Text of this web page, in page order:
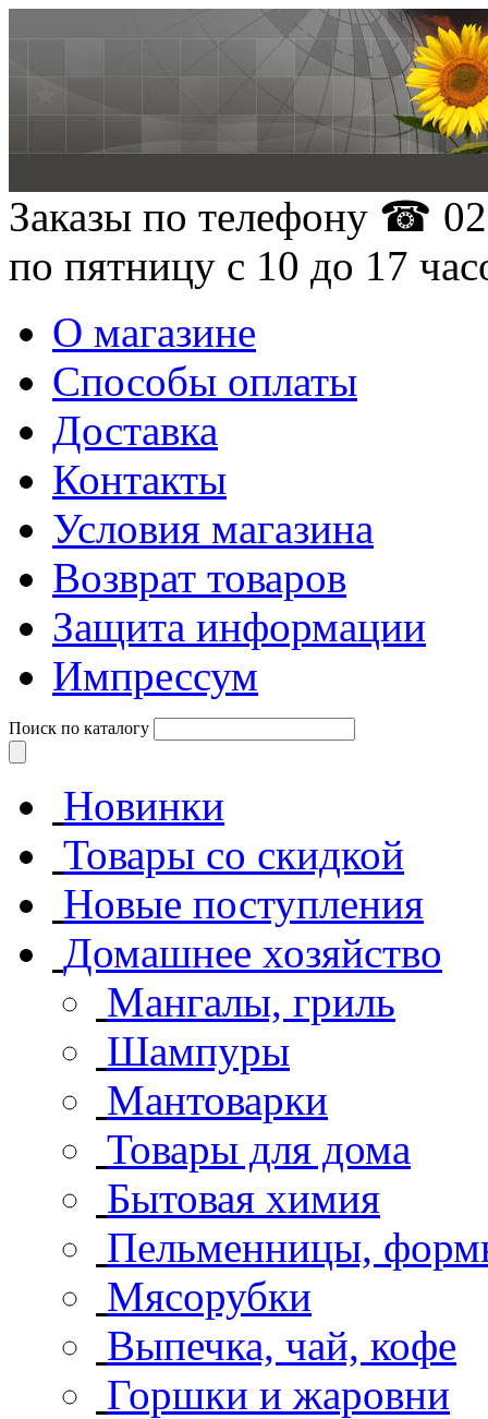
Заказы по телефону ☎
по пятницу с 10 до 17
О магазине
Способы оплаты
Доставка
Контакты
Условия магазина
Возврат товаров
Защита информации
Импрессум
Поиск по каталогу
Новинки
Товары со скидкой
Новые поступления
Домашнее хозяйство
Мангалы, гриль
Шампуры
Мантоварки
Товары для дома
Бытовая химия
Пельменницы,
Мясорубки
Выпечка, чай, кофе
Горшки и жаровни